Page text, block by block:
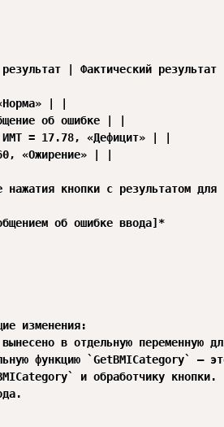
| Фактический
| |
об ошибке | |
= 17.78, «Дефицит» | |
«Ожирение» | |
кнопки с результатом для
об ошибке ввода]*
изменения:
в отдельную переменную
функцию `GetBMICategory` —
и обработчику кнопки.